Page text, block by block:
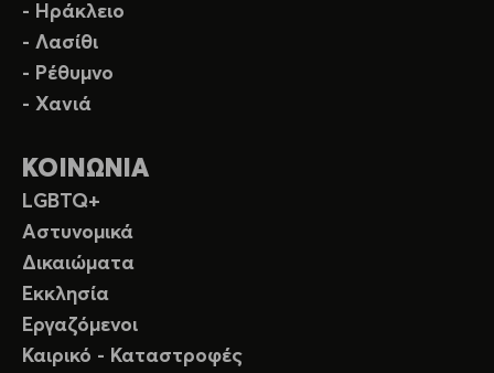
- Ηράκλειο
- Λασίθι
- Ρέθυμνο
- Χανιά
ΚΟΙΝΩΝΙΑ
LGBTQ+
Αστυνομικά
Δικαιώματα
Εκκλησία
Εργαζόμενοι
Καιρικό - Καταστροφές